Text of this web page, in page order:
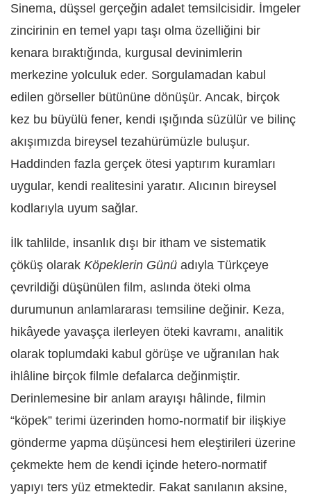
Sinema, düşsel gerçeğin adalet temsilcisidir. İmgeler
zincirinin en temel yapı taşı olma özelliğini bir
kenara bıraktığında, kurgusal devinimlerin
merkezine yolculuk eder. Sorgulamadan kabul
edilen görseller bütününe dönüşür. Ancak, birçok
kez bu büyülü fener, kendi ışığında süzülür ve bilinç
akışımızda bireysel tezahürümüzle buluşur.
Haddinden fazla gerçek ötesi yaptırım kuramları
uygular, kendi realitesini yaratır. Alıcının bireysel
kodlarıyla uyum sağlar.
İlk tahlilde, insanlık dışı bir itham ve sistematik
çöküş olarak Köpeklerin Günü adıyla Türkçeye
çevrildiği düşünülen film, aslında öteki olma
durumunun anlamlararası temsiline değinir. Keza,
hikâyede yavaşça ilerleyen öteki kavramı, analitik
olarak toplumdaki kabul görüşe ve uğranılan hak
ihlâline birçok filmle defalarca değinmiştir.
Derinlemesine bir anlam arayışı hâlinde, filmin
“köpek” terimi üzerinden homo-normatif bir ilişkiye
gönderme yapma düşüncesi hem eleştirileri üzerine
çekmekte hem de kendi içinde hetero-normatif
yapıyı ters yüz etmektedir. Fakat sanılanın aksine,